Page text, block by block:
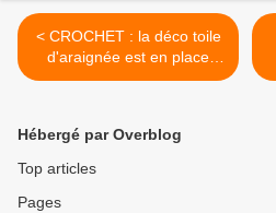
< CROCHET : la déco toile
d'araignée est en place
dans ma classe
Hébergé par Overblog
Top articles
Pages